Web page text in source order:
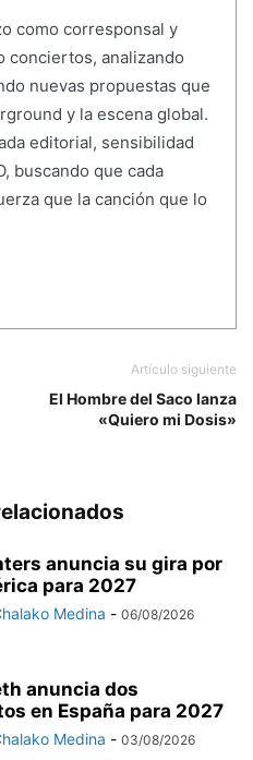
como corresponsal y
conciertos, analizando
nuevas propuestas que
y la escena global.
editorial, sensibilidad
buscando que cada
que la canción que lo
Artículo siguiente
El Hombre del Saco lanza
«Quiero mi Dosis»
anuncia su gira por
para 2027
Medina - 06/08/2026
anuncia dos
en España para 2027
Medina - 03/08/2026